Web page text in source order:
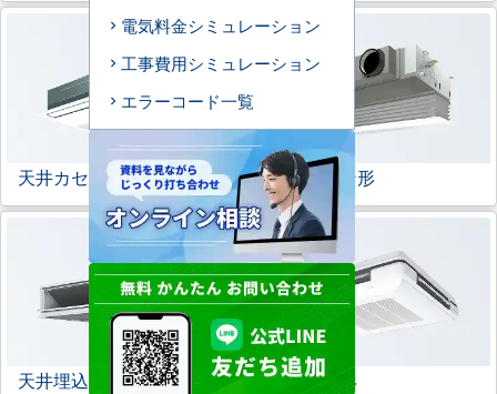
天井カセット形1方向 ビルトイン形
天井埋込ダクト形 天吊自在形
電気料金シミュレーション
工事費用シミュレーション
エラーコード一覧